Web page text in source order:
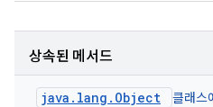
상속된 메서드
java.lang.Object 클래스